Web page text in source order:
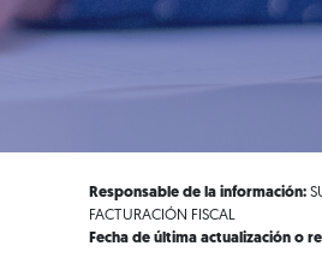
Responsable de la información:
FACTURACIÓN FISCAL
Fecha de última actualización o